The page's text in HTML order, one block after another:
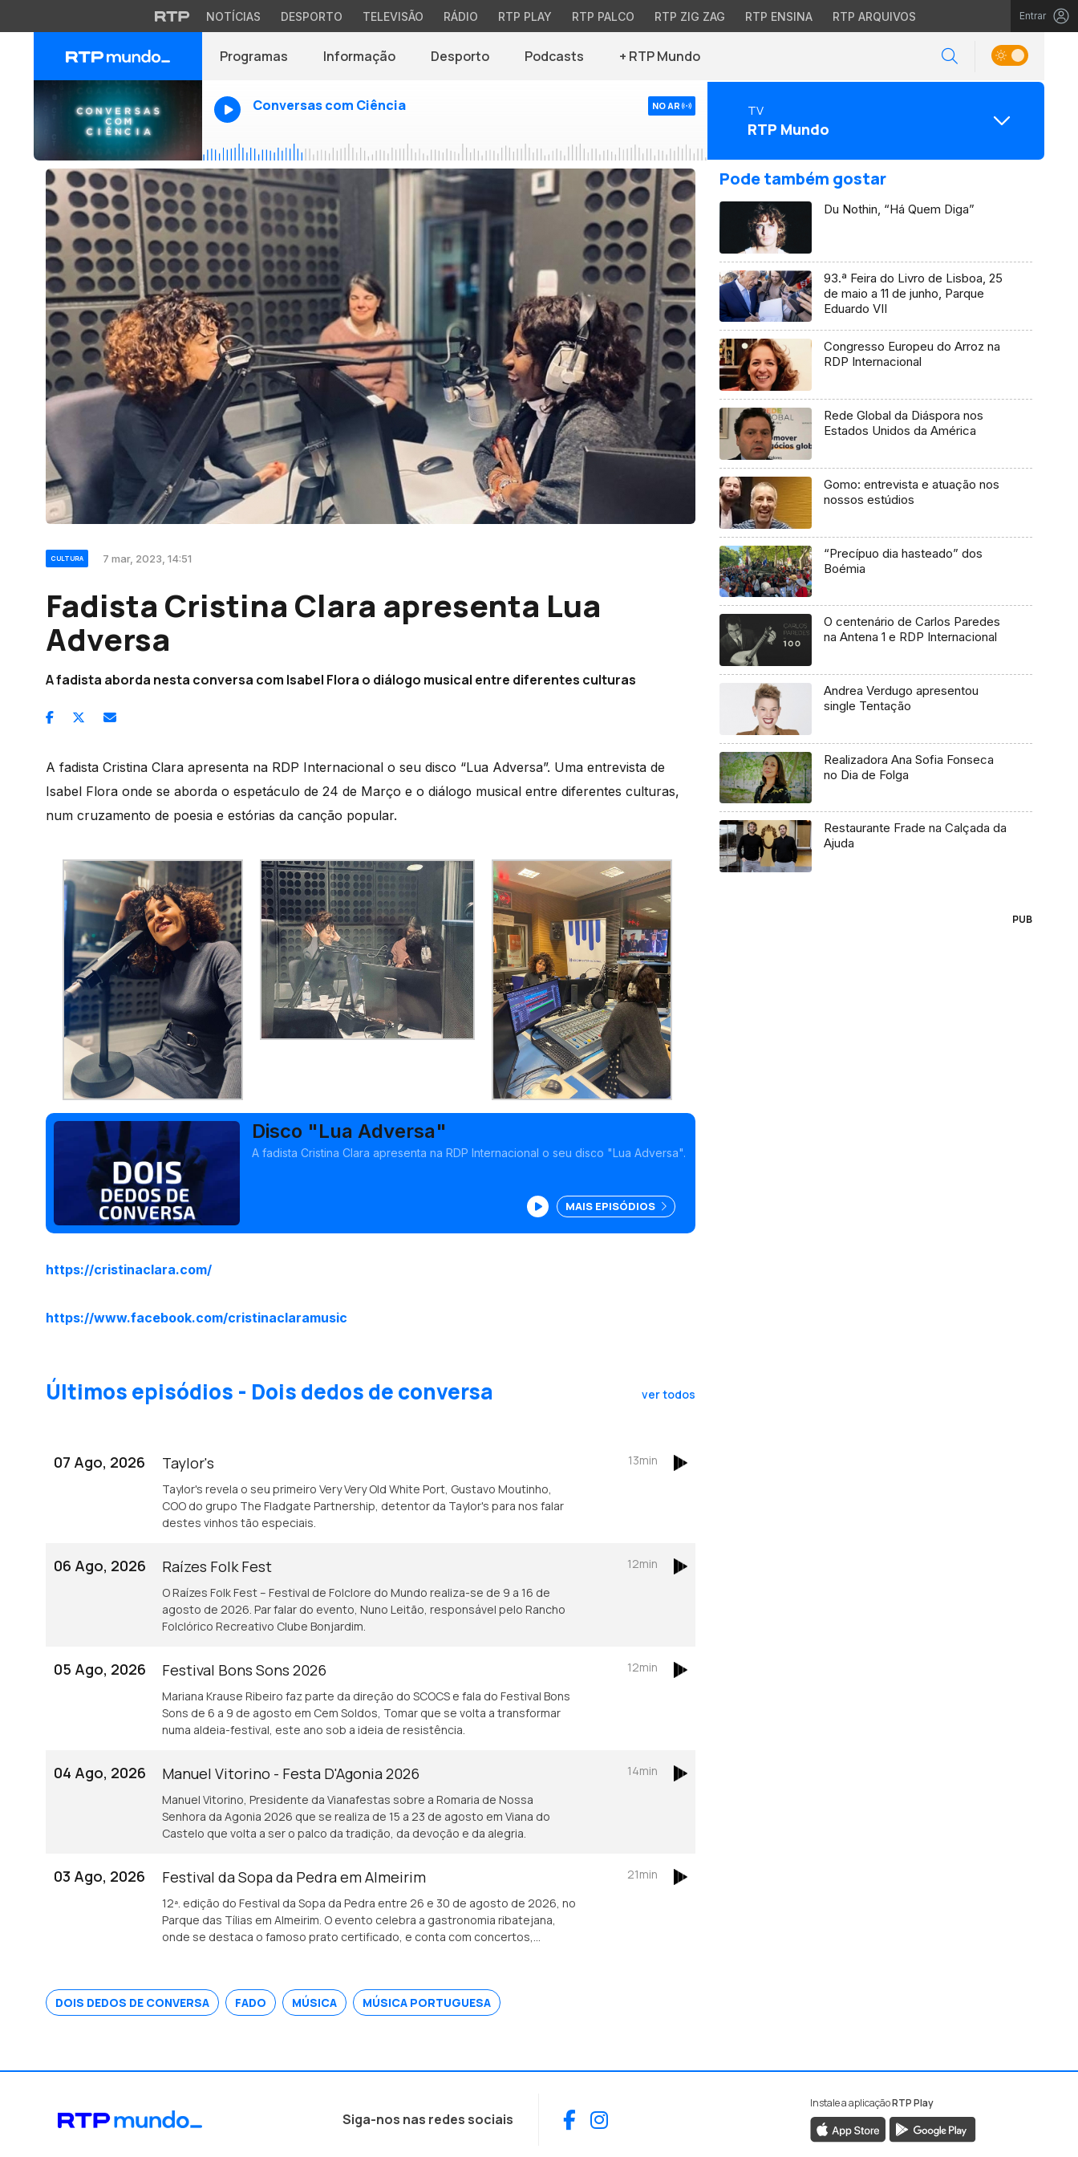
NOTÍCIAS DESPORTO TELEVISÃO RÁDIO RTP PLAY RTP PALCO RTP ZIG ZAG RTP ENSINA RTP ARQUIVOS Entrar
Programas Informação Desporto Podcasts + RTP Mundo
Conversas com Ciência NO AR TV
RTP Mundo
CULTURA 7 mar, 2023, 14:51
Fadista Cristina Clara apresenta Lua
Adversa
A fadista aborda nesta conversa com Isabel Flora o diálogo musical entre diferentes culturas
A fadista Cristina Clara apresenta na RDP Internacional o seu disco “Lua Adversa”. Uma entrevista de
Isabel Flora onde se aborda o espetáculo de 24 de Março e o diálogo musical entre diferentes culturas,
num cruzamento de poesia e estórias da canção popular.
Disco "Lua Adversa"
A fadista Cristina Clara apresenta na RDP Internacional o seu disco "Lua Adversa".
MAIS EPISÓDIOS
https://cristinaclara.com/
https://www.facebook.com/cristinaclaramusic
Últimos episódios - Dois dedos de conversa ver todos
07 Ago, 2026 Taylor's
Taylor's revela o seu primeiro Very Very Old White Port, Gustavo Moutinho,
COO do grupo The Fladgate Partnership, detentor da Taylor's para nos falar
destes vinhos tão especiais.
13min
06 Ago, 2026 Raízes Folk Fest
O Raízes Folk Fest – Festival de Folclore do Mundo realiza-se de 9 a 16 de
agosto de 2026. Par falar do evento, Nuno Leitão, responsável pelo Rancho
Folclórico Recreativo Clube Bonjardim.
12min
05 Ago, 2026 Festival Bons Sons 2026
Mariana Krause Ribeiro faz parte da direção do SCOCS e fala do Festival Bons
Sons de 6 a 9 de agosto em Cem Soldos, Tomar que se volta a transformar
numa aldeia-festival, este ano sob a ideia de resistência.
12min
04 Ago, 2026 Manuel Vitorino - Festa D'Agonia 2026
Manuel Vitorino, Presidente da Vianafestas sobre a Romaria de Nossa
Senhora da Agonia 2026 que se realiza de 15 a 23 de agosto em Viana do
Castelo que volta a ser o palco da tradição, da devoção e da alegria.
14min
03 Ago, 2026 Festival da Sopa da Pedra em Almeirim
12ª. edição do Festival da Sopa da Pedra entre 26 e 30 de agosto de 2026, no
Parque das Tílias em Almeirim. O evento celebra a gastronomia ribatejana,
onde se destaca o famoso prato certificado, e conta com concertos,
21min
DOIS DEDOS DE CONVERSA FADO MÚSICA MÚSICA PORTUGUESA
Pode também gostar
Du Nothin, “Há Quem Diga”
93.ª Feira do Livro de Lisboa, 25
de maio a 11 de junho, Parque
Eduardo VII
Congresso Europeu do Arroz na
RDP Internacional
Rede Global da Diáspora nos
Estados Unidos da América
Gomo: entrevista e atuação nos
nossos estúdios
“Precípuo dia hasteado” dos
Boémia
O centenário de Carlos Paredes
na Antena 1 e RDP Internacional
Andrea Verdugo apresentou
single Tentação
Realizadora Ana Sofia Fonseca
no Dia de Folga
Restaurante Frade na Calçada da
Ajuda
PUB
Siga-nos nas redes sociais Facebook
Instagram
Instale a aplicaçãoRTP Play